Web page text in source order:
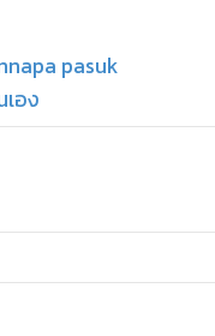
pasuk
อง